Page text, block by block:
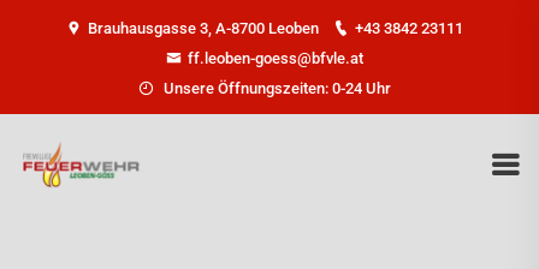
Brauhausgasse 3, A-8700 Leoben
+43 3842 23111
ff.leoben-goess@bfvle.at
Unsere Öffnungszeiten: 0-24 Uhr